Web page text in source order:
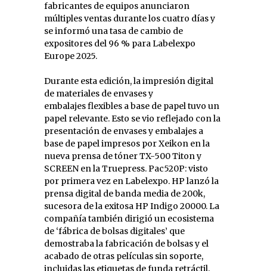
fabricantes de equipos anunciaron
múltiples ventas durante los cuatro días y
se informó una tasa de cambio de
expositores del 96 % para Labelexpo
Europe 2025.
Durante esta edición, la impresión digital
de materiales de envases y
embalajes flexibles a base de papel tuvo un
papel relevante. Esto se vio reflejado con la
presentación de envases y embalajes a
base de papel impresos por Xeikon en la
nueva prensa de tóner TX-500 Titon y
SCREEN en la Truepress. Pac520P: visto
por primera vez en Labelexpo. HP lanzó la
prensa digital de banda media de 200k,
sucesora de la exitosa HP Indigo 20000. La
compañía también dirigió un ecosistema
de ‘fábrica de bolsas digitales’ que
demostraba la fabricación de bolsas y el
acabado de otras películas sin soporte,
incluidas las etiquetas de funda retráctil.